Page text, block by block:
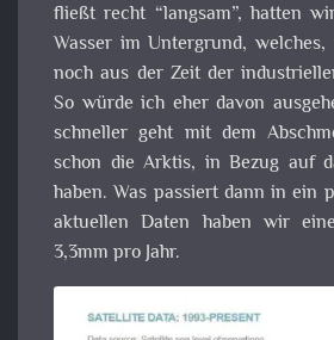
das Eis, so geschwächt haben.
Jahrzehnten? Nach
Steigerungsrate von 3,3mm pro Jahr.